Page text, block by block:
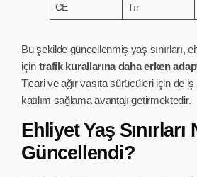
CE Tır
Bu şekilde güncellenmiş yaş sınırları,
için trafik kurallarına daha erken
Ticari ve ağır vasıta sürücüleri için de iş
katılım sağlama avantajı getirmektedir.
Ehliyet Yaş Sınırları
Güncellendi?